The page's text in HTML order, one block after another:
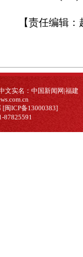
【责任编辑：
文实名：中国新闻网|福建
闽ICP备13000383]
87825591